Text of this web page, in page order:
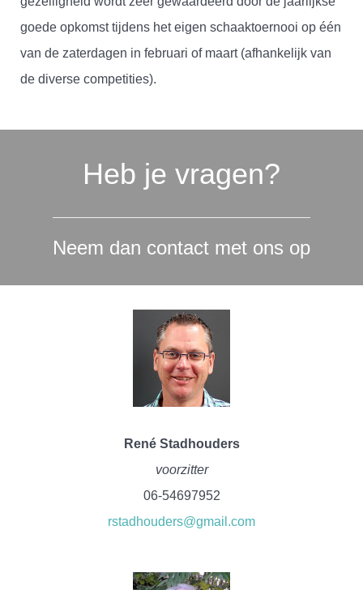
goede opkomst tijdens het eigen schaaktoernooi op één
van de zaterdagen in februari of maart (afhankelijk van
de diverse competities).
Heb je vragen?
Neem dan contact met ons op
René Stadhouders
voorzitter
06-54697952
rstadhouders@gmail.com